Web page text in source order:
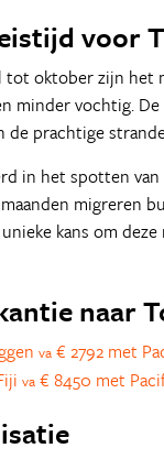
voor
tot oktober zijn het
minder vochtig.
de prachtige
in het spotten
migreren
kans om
naar
va € 2792 met
va € 8450 met